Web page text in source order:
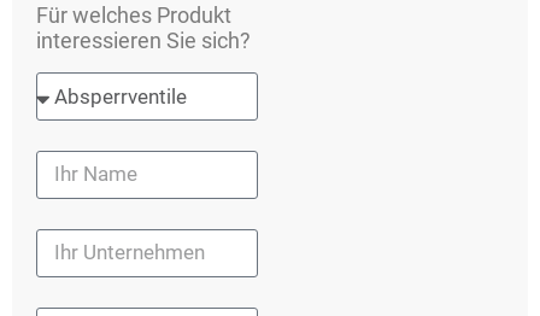
Für welches Produkt
interessieren Sie sich?